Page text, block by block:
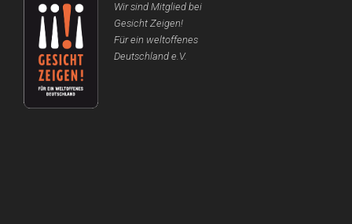
Wir sind Mitglied bei
Gesicht Zeigen!
Für ein weltoffenes
Deutschland e.V.